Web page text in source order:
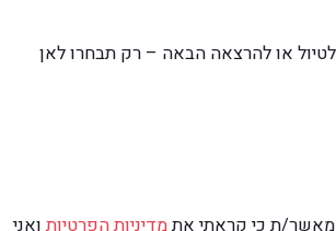
או להרצאה הבאה – רק תבחרו לאן
מאשר/ת כי קראתי אתמדיניות הפרטיותואני